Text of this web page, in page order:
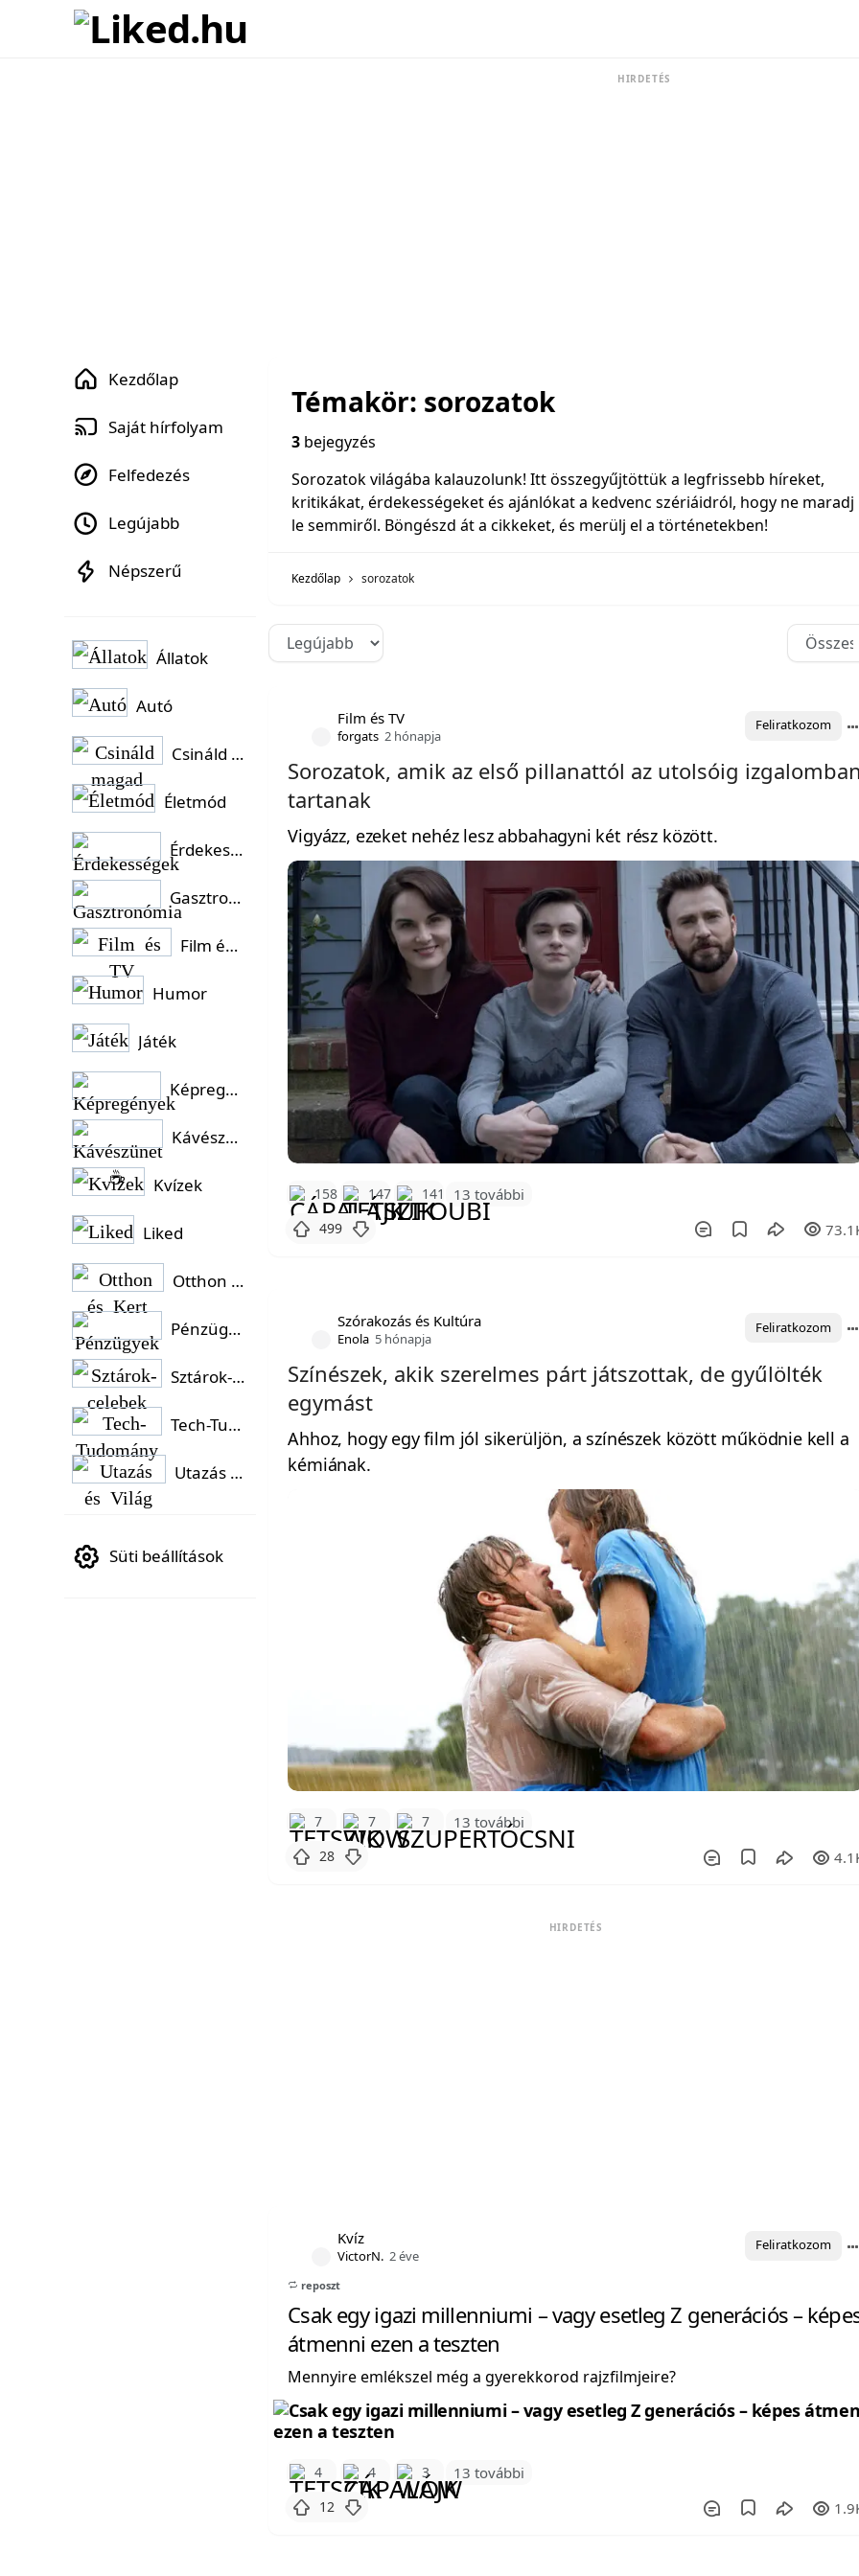
HIRDETÉS
Témakör: sorozatok
3 bejegyzés
Sorozatok világába kalauzolunk! Itt összegyűjtöttük a legfrissebb híreket,
kritikákat, érdekességeket és ajánlókat a kedvenc szériáidról, hogy ne maradj
le semmiről. Böngészd át a cikkeket, és merülj el a történetekben!
Kezdőlap sorozatok
Film és TV
forgats 2 hónapja
Feliratkozom
Sorozatok, amik az első pillanattól az utolsóig izgalomban
tartanak
Vigyázz, ezeket nehéz lesz abbahagyni két rész között.
158 147 141 13 további
499
Szórakozás és Kultúra
Enola 5 hónapja
Feliratkozom
Színészek, akik szerelmes párt játszottak, de gyűlölték
egymást
Ahhoz, hogy egy film jól sikerüljön, a színészek között működnie kell a
kémiának.
7 7 7 13 további
28
HIRDETÉS
Kvíz
VictorN. 2 éve
Feliratkozom
Csak egy igazi millenniumi – vagy esetleg Z generációs –
átmenni ezen a teszten
reposzt
Mennyire emlékszel még a gyerekkorod rajzfilmjeire?
4 4 3 13 további
12
Kezdőlap
Saját hírfolyam
Felfedezés
Legújabb
Népszerű
Állatok
Autó
Csináld magad
Életmód
Érdekességek
Gasztronómia
Film és TV
Humor
Játék
Képregények
Kávészünet ☕
Kvízek
Liked
Otthon és Kert
Pénzügyek
Sztárok-celebek
Tech-Tudomány
Utazás és Világ
Süti beállítások